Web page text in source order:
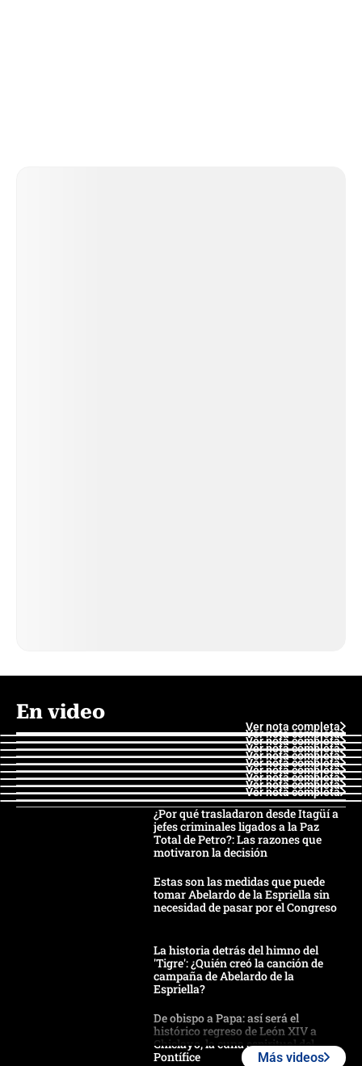
En video
Ver nota completa
Ver nota completa
Ver nota completa
Ver nota completa
Ver nota completa
Ver nota completa
Ver nota completa
Ver nota completa
Ver nota completa
Ver nota completa
¿Por qué trasladaron desde Itagüí a
jefes criminales ligados a la Paz
Total de Petro?: Las razones que
motivaron la decisión
Estas son las medidas que puede
tomar Abelardo de la Espriella sin
necesidad de pasar por el Congreso
La historia detrás del himno del
'Tigre': ¿Quién creó la canción de
campaña de Abelardo de la
Espriella?
De obispo a Papa: así será el
histórico regreso de León XIV a
Chiclayo, la cuna espiritual del
Pontífice
Más videos